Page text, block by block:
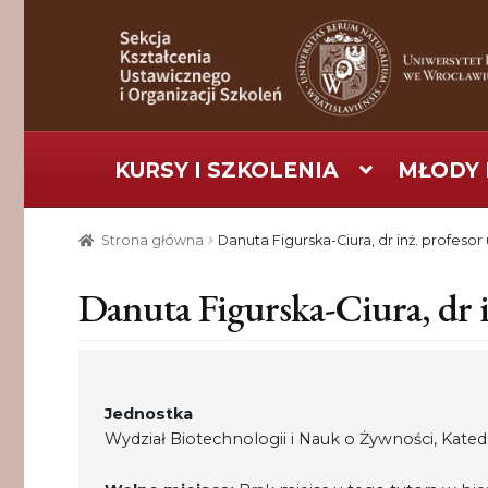
Przejdź
do
nawigacji
Przejdź
do
treści
KURSY I SZKOLENIA MŁODY
Strona główna Aktualności Baza szkoleniowa
Strona główna Danuta Figurska-Ciura, dr inż. profesor
Danuta Figurska-Ciura, dr
Jednostka
Wydział Biotechnologii i Nauk o Żywności,